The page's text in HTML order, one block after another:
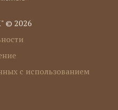
© 2026
с использованием